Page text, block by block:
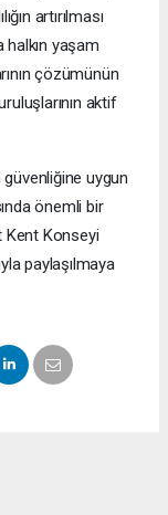
artırılması
halkın yaşam
çözümünün
aktif
güvenliğine uygun
önemli bir
Kent Konseyi
paylaşılmaya